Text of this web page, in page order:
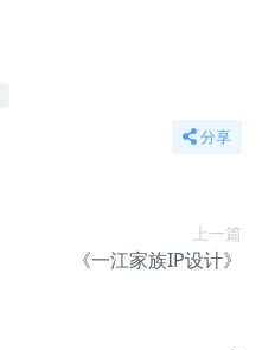
分享
上一篇
《一江家族IP设计》